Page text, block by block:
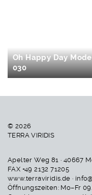
Oh Happy Day
030
© 2026
TERRA VIRIDIS
Apelter Weg 81 · 40667
FAX +49 2132 71205
www.terraviridis.de ·
Öffnungszeiten: Mo–Fr